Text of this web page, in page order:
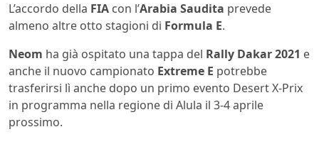
L’accordo della FIA con l’Arabia Saudita prevede
almeno altre otto stagioni di Formula E.
Neom ha già ospitato una tappa del Rally Dakar 2021 e
anche il nuovo campionato Extreme E potrebbe
trasferirsi lì anche dopo un primo evento Desert X-Prix
in programma nella regione di Alula il 3-4 aprile
prossimo.